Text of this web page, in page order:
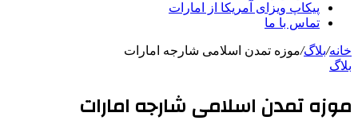
پیکاپ ویزای آمریکا از امارات
تماس با ما
خانه/بلاگ/موزه تمدن اسلامی شارجه امارات
بلاگ
موزه تمدن اسلامی شارجه امارات